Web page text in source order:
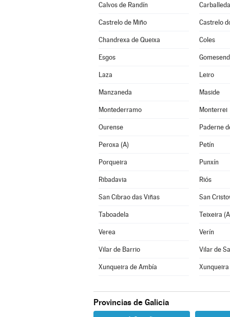
Calvos de Randín
Castrelo de Miño Castrelo
Chandrexa de Queixa Coles
Esgos
Laza Leiro
Manzaneda Maside
Montederramo Monterrei
Ourense Paderne
Peroxa (A) Petín
Porqueira Punxín
Ribadavia Riós
San Cibrao das Viñas San
Taboadela Teixeira
Verea Verín
Vilar de Barrio Vilar de
Xunqueira de Ambía Xunqueira
Provincias de Galicia